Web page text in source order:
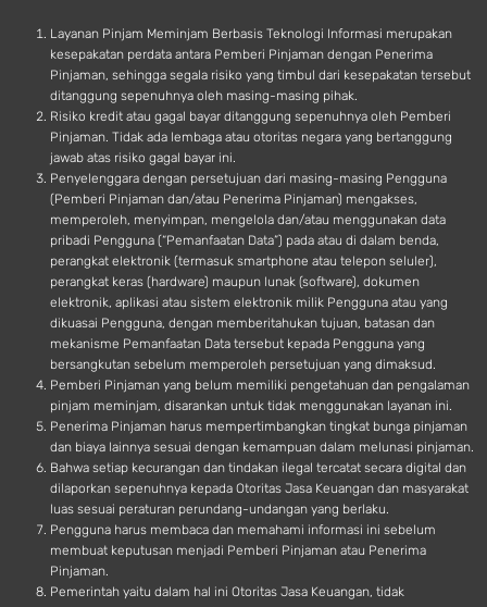
d
Layanan Pinjam Meminjam Berbasis Teknologi Informasi merupakan
kesepakatan perdata antara Pemberi Pinjaman dengan Penerima
Pinjaman, sehingga segala risiko yang timbul dari kesepakatan tersebut
ditanggung sepenuhnya oleh masing-masing pihak.
Risiko kredit atau gagal bayar ditanggung sepenuhnya oleh Pemberi
Pinjaman. Tidak ada lembaga atau otoritas negara yang bertanggung
jawab atas risiko gagal bayar ini.
Penyelenggara dengan persetujuan dari masing-masing Pengguna
(Pemberi Pinjaman dan/atau Penerima Pinjaman) mengakses,
memperoleh, menyimpan, mengelola dan/atau menggunakan data
pribadi Pengguna (“Pemanfaatan Data”) pada atau di dalam benda,
perangkat elektronik (termasuk smartphone atau telepon seluler),
perangkat keras (hardware) maupun lunak (software), dokumen
elektronik, aplikasi atau sistem elektronik milik Pengguna atau yang
dikuasai Pengguna, dengan memberitahukan tujuan, batasan dan
mekanisme Pemanfaatan Data tersebut kepada Pengguna yang
bersangkutan sebelum memperoleh persetujuan yang dimaksud.
Pemberi Pinjaman yang belum memiliki pengetahuan dan pengalaman
pinjam meminjam, disarankan untuk tidak menggunakan layanan ini.
Penerima Pinjaman harus mempertimbangkan tingkat bunga pinjaman
dan biaya lainnya sesuai dengan kemampuan dalam melunasi pinjaman.
Bahwa setiap kecurangan dan tindakan ilegal tercatat secara digital dan
dilaporkan sepenuhnya kepada Otoritas Jasa Keuangan dan masyarakat
luas sesuai peraturan perundang-undangan yang berlaku.
Pengguna harus membaca dan memahami informasi ini sebelum
membuat keputusan menjadi Pemberi Pinjaman atau Penerima
Pinjaman.
Pemerintah yaitu dalam hal ini Otoritas Jasa Keuangan, tidak